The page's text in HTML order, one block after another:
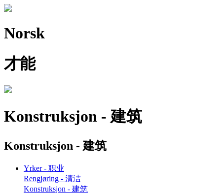
Norsk
才能
Konstruksjon - 建筑
Konstruksjon - 建筑
Yrker - 职业
Rengjøring - 清洁
Konstruksjon - 建筑